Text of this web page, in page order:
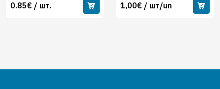
0.85€ / шт. 1,00€ / шт/un